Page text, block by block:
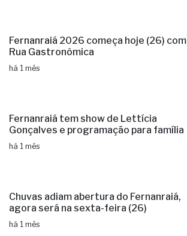
Fernanraiá 2026 começa hoje (26) com
Rua Gastronômica
há 1 mês
Fernanraiá tem show de Lettícia
Gonçalves e programação para família
há 1 mês
Chuvas adiam abertura do Fernanraiá,
agora será na sexta-feira (26)
há 1 mês